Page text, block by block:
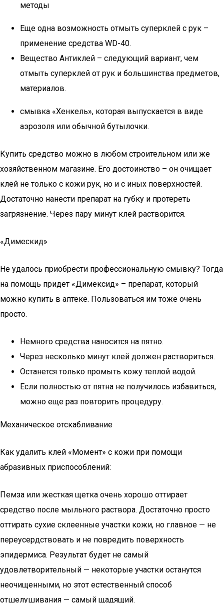
методы
Еще одна возможность отмыть суперклей с рук –
применение средства WD-40.
Вещество Антиклей – следующий вариант, чем
отмыть суперклей от рук и большинства предметов,
материалов.
смывка «Хенкель», которая выпускается в виде
аэрозоля или обычной бутылочки.
Купить средство можно в любом строительном или же
хозяйственном магазине. Его достоинство – он очищает
клей не только с кожи рук, но и с иных поверхностей.
Достаточно нанести препарат на губку и протереть
загрязнение. Через пару минут клей растворится.
«Димескид»
Не удалось приобрести профессиональную смывку? Тогда
на помощь придет «Димексид» – препарат, который
можно купить в аптеке. Пользоваться им тоже очень
просто.
Немного средства наносится на пятно.
Через несколько минут клей должен раствориться.
Останется только промыть кожу теплой водой.
Если полностью от пятна не получилось избавиться,
можно еще раз повторить процедуру.
Механическое отскабливание
Как удалить клей «Момент» с кожи при помощи
абразивных приспособлений:
Пемза или жесткая щетка очень хорошо оттирает
средство после мыльного раствора. Достаточно просто
оттирать сухие склеенные участки кожи, но главное — не
переусердствовать и не повредить поверхность
эпидермиса. Результат будет не самый
удовлетворительный — некоторые участки останутся
неочищенными, но этот естественный способ
отшелушивания — самый щадящий.